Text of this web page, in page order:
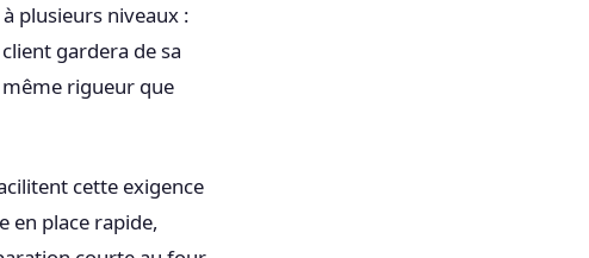
plusieurs niveaux :
gardera de sa
rigueur que
cette exigence
en place rapide,